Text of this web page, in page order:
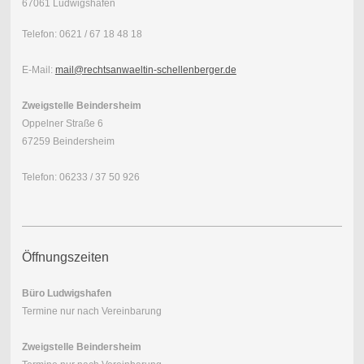
67061 Ludwigshafen
Telefon: 0621 / 67 18 48 18
E-Mail: mail@rechtsanwaeltin-schellenberger.de
Zweigstelle Beindersheim
Oppelner Straße 6
67259 Beindersheim
Telefon: 06233 / 37 50 926
Öffnungszeiten
Büro Ludwigshafen
Termine nur nach Vereinbarung
Zweigstelle Beindersheim